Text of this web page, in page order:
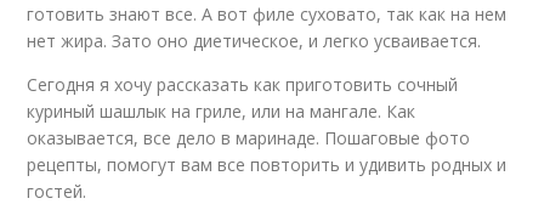
готовить знают все. А вот филе суховато, так как на нем
нет жира. Зато оно диетическое, и легко усваивается.
Сегодня я хочу рассказать как приготовить сочный
куриный шашлык на гриле, или на мангале. Как
оказывается, все дело в маринаде. Пошаговые фото
рецепты, помогут вам все повторить и удивить родных и
гостей.